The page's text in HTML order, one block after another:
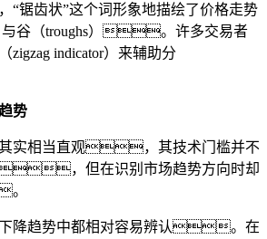
锯齿状”这个词形象地描绘了价格走势
与谷（troughs）。许多交易者
zigzag indicator）来辅助分
势
其实相当直观，其技术门槛并不
，但在识别市场趋势方向时却
。
下降趋势中都相对容易辨认。在